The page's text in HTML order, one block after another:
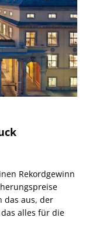
Rekordgewinn
das aus, der
alles für die